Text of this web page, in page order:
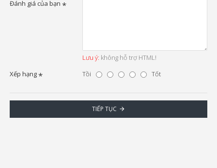
Đánh giá của bạn
Lưu ý: không hỗ trợ HTML!
Xếp hạng
Tồi Tốt
TIẾP TỤC